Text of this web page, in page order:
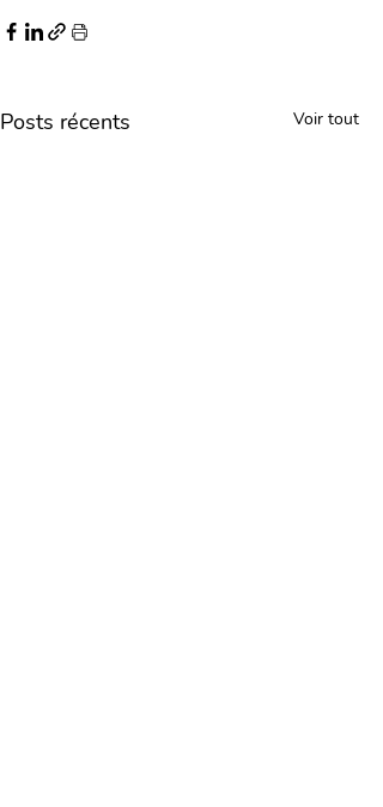
Posts récents Voir tout